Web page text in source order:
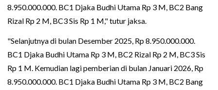
8.950.000.000. BC1 Djaka Budhi Utama Rp 3 M, BC2 Bang
Rizal Rp 2 M, BC3 Sis Rp 1 M," tutur jaksa.
"Selanjutnya di bulan Desember 2025, Rp 8.950.000.000.
BC1 Djaka Budhi Utama Rp 3 M, BC2 Rizal Rp 2 M, BC3 Sis
Rp 1 M. Kemudian lagi pemberian di bulan Januari 2026, Rp
8.950.000.000. BC1 Djaka Budhi Utama Rp 3 M, BC2 Bang